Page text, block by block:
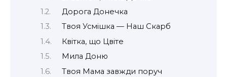
Дорога Донечка
Твоя Усмішка — Наш Скарб
Квітка, що Цвіте
Мила Доню
Твоя Мама завжди поруч